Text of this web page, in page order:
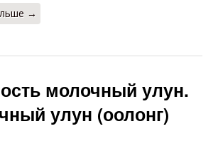
→
молочный улун.
улун (оолонг)